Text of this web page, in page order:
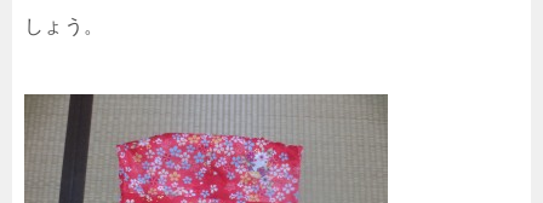
しょう。